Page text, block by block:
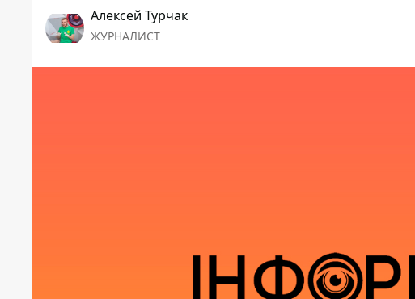
Алексей Турчак
ЖУРНАЛИСТ